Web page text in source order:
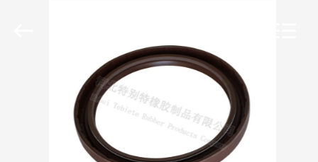
PRODUKTE